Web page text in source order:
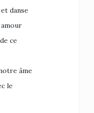
danse
ce
âme
le